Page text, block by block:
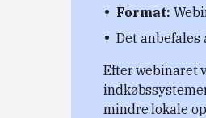
Format:
Det
Efter webinaret
mindre lokale